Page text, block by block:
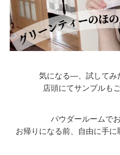
気になる―、試してみ
店頭にてサンプルも
パウダールームで
お帰りになる前、自由に手に